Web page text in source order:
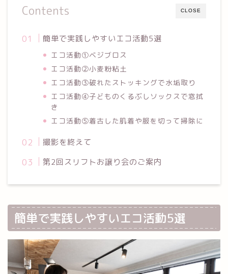
CLOSE
Contents
簡単で実践しやすいエコ活動5選
エコ活動①ベジブロス
エコ活動②小麦粉粘土
エコ活動③破れたストッキングで水垢取り
エコ活動④子どものくるぶしソックスで窓拭
き
エコ活動⑤着古した肌着や服を切って掃除に
撮影を終えて
第2回スリフトお譲り会のご案内
簡単で実践しやすいエコ活動5選